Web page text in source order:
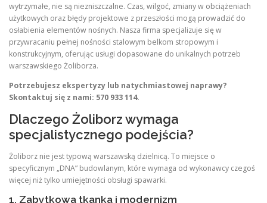
wytrzymałe, nie są niezniszczalne. Czas, wilgoć, zmiany w obciążeniach
użytkowych oraz błędy projektowe z przeszłości mogą prowadzić do
osłabienia elementów nośnych. Nasza firma specjalizuje się w
przywracaniu pełnej nośności stalowym belkom stropowym i
konstrukcyjnym, oferując usługi dopasowane do unikalnych potrzeb
warszawskiego Żoliborza.
Potrzebujesz ekspertyzy lub natychmiastowej naprawy?
Skontaktuj się z nami: 570 933 114.
Dlaczego Żoliborz wymaga
specjalistycznego podejścia?
Żoliborz nie jest typową warszawską dzielnicą. To miejsce o
specyficznym „DNA” budowlanym, które wymaga od wykonawcy czegoś
więcej niż tylko umiejętności obsługi spawarki.
1. Zabytkowa tkanka i modernizm